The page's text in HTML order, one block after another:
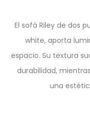
El sofá Riley de dos
white, aporta
espacio. Su textura
durabilidad,
una